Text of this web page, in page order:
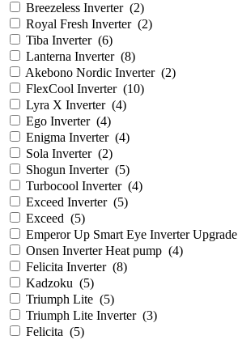
Breezeless Inverter (2)
Royal Fresh Inverter (2)
Tiba Inverter (6)
Lanterna Inverter (8)
Akebono Nordic Inverter (2)
FlexCool Inverter (10)
Lyra X Inverter (4)
Ego Inverter (4)
Enigma Inverter (4)
Sola Inverter (2)
Shogun Inverter (5)
Turbocool Inverter (4)
Exceed Inverter (5)
Exceed (5)
Emperor Up Smart Eye Inverter Upgrade
Onsen Inverter Heat pump (4)
Felicita Inverter (8)
Kadzoku (5)
Triumph Lite (5)
Triumph Lite Inverter (3)
Felicita (5)